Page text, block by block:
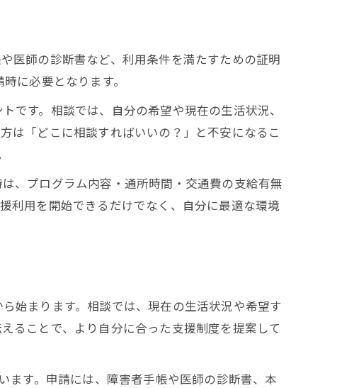
法
法
医師の診断書など、利用条件を満たすための証明
に必要となります。
です。相談では、自分の希望や現在の生活状況、
は「どこに相談すればいいの？」と不安になるこ
、プログラム内容・通所時間・交通費の支給有無
利用を開始できるだけでなく、自分に最適な環境
始まります。相談では、現在の生活状況や希望す
ることで、より自分に合った支援制度を提案して
す。申請には、障害者手帳や医師の診断書、本